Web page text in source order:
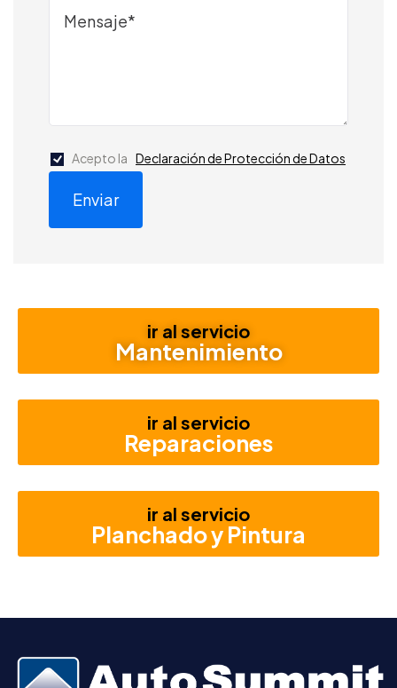
Acepto la Declaración de Protección de Datos
Enviar
ir al servicio
Mantenimiento
ir al servicio
Reparaciones
ir al servicio
Planchado y Pintura